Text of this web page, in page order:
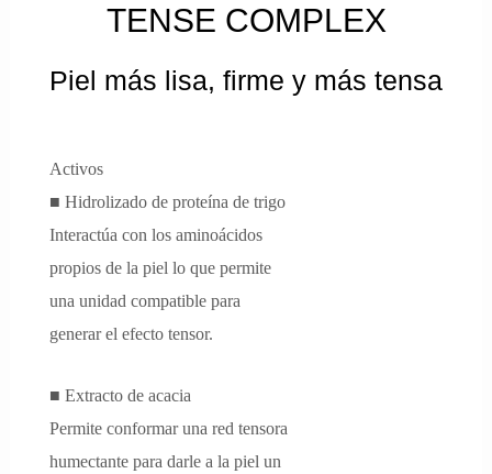
TENSE COMPLEX
Piel más lisa, firme y más tensa
Activos
■ Hidrolizado de proteína de trigo
Interactúa con los aminoácidos
propios de la piel lo que permite
una unidad compatible para
generar el efecto tensor.
■ Extracto de acacia
Permite conformar una red tensora
humectante para darle a la piel un